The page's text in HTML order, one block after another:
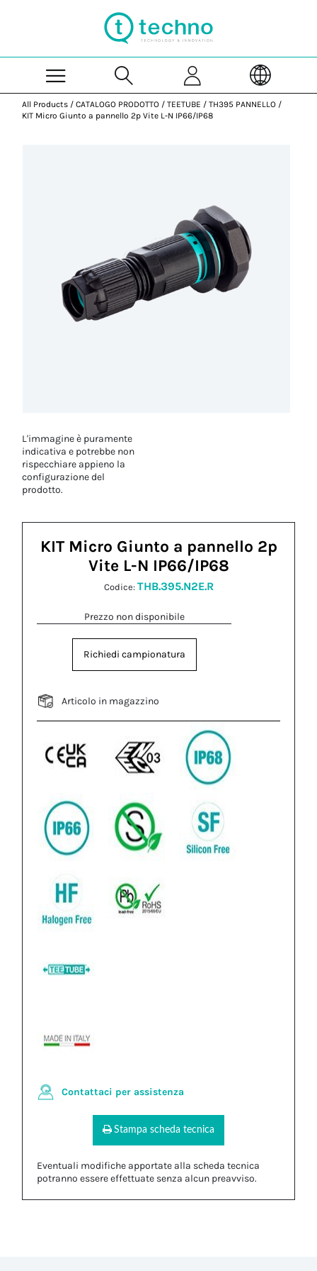
All Products / CATALOGO PRODOTTO / TEETUBE / TH395 PANNELLO /
KIT Micro Giunto a pannello 2p Vite L-N IP66/IP68
L'immagine è puramente
indicativa e potrebbe non
rispecchiare appieno la
configurazione del
prodotto.
KIT Micro Giunto a pannello 2p
Vite L-N IP66/IP68
Codice: THB.395.N2E.R
Prezzo non disponibile
Richiedi campionatura
Articolo in magazzino
Contattaci per assistenza
Stampa scheda tecnica
Eventuali modifiche apportate alla scheda tecnica
potranno essere effettuate senza alcun preavviso.